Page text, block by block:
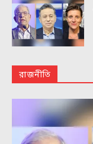
রাজনীতি